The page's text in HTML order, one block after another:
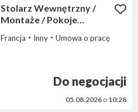
Stolarz Wewnętrzny /
Montaże / Pokoje
języka obcego
Francja Inny Umowa o pracę
Do negocjacji
05.08.2026 o 10:28